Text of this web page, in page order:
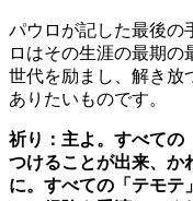
パウロが記した最後の
ロはその生涯の最期の
世代を励まし、解き放
ありたいものです。
祈り：主よ。すべての
つけることが出来、か
に。すべての「テモテ